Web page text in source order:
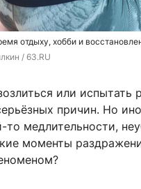
отдыху, хобби и
/ 63.RU
или
причин. Но
медлительности,
моменты